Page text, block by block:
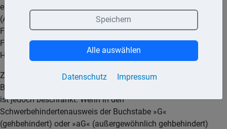
entgeltlichen Beförderung von Personen verwenden
(Ausnahme: gelegentliche Mitbeförderung), sie dürfen das
Fahrzeug nicht anderen Personen überlassen, es sei denn, die
Fahrten dienen ihrer Fortbewegung oder der Führung ihres
Haushaltes.
Zudem können Behinderte Kfz-Kosten als außergewöhnliche
Belastung ansetzen. Der pauschale Ausweis der Kfz-Kosten
ist jedoch beschränkt. Wenn in den
Schwerbehindertenausweis der Buchstabe »G«
(gehbehindert) oder »aG« (außergewöhnlich gehbehindert)
Datenschutz Impressum
Speichern
Alle auswählen